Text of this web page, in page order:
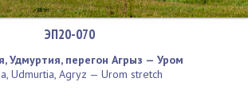
ЭП20-070
Удмуртия, перегон Агрыз — Уром
Udmurtia, Agryz — Urom stretch